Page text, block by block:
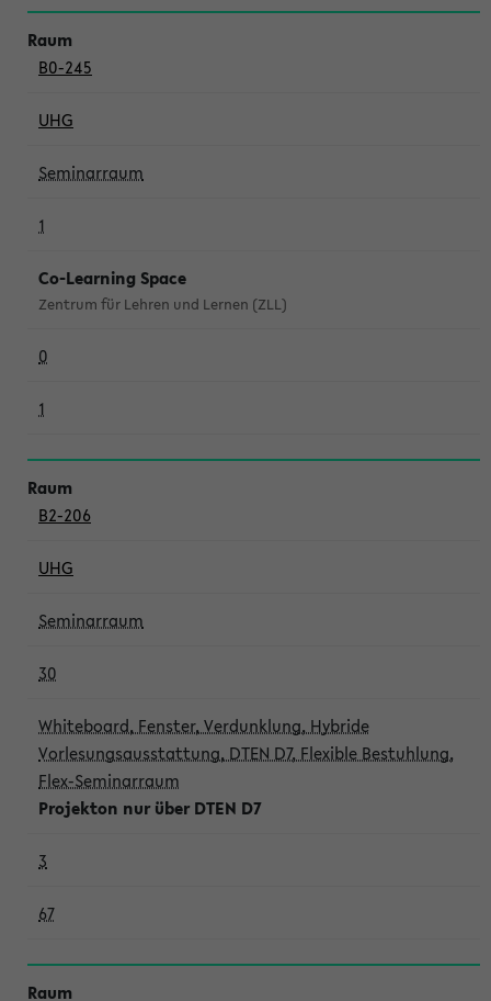
B0-245
UHG
Seminarraum
1
Co-Learning Space
Zentrum für Lehren und Lernen (ZLL)
0
1
B2-206
UHG
Seminarraum
30
Whiteboard, Fenster, Verdunklung, Hybride
Vorlesungsausstattung, DTEN D7, Flexible Bestuhlung,
Flex-Seminarraum
Projekton nur über DTEN D7
3
67